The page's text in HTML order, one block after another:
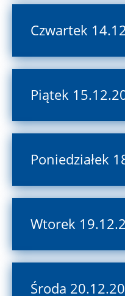
Czwartek
Piątek
Poniedziałek
Wtorek
Środa